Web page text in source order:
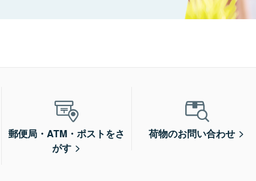
郵便局・ATM・ポストをさ
がす
荷物のお問い合わせ